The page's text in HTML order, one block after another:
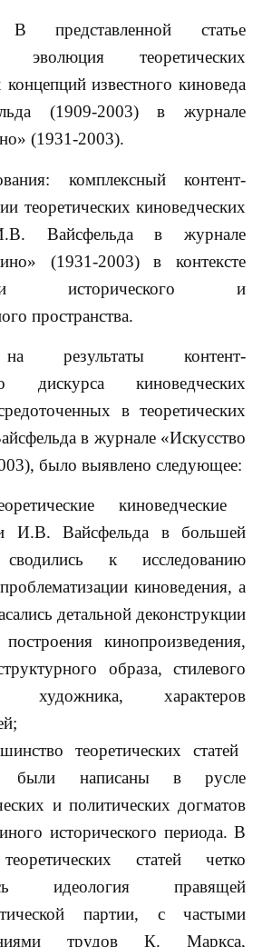
В представленной статье
эволюция теоретических
концепций известного киноведа
(1909-2003) в журнале
(1931-2003).
комплексный контент-
теоретических киноведческих
Вайсфельда в журнале
(1931-2003) в контексте
исторического и
пространства.
результаты контент-
дискурса киноведческих
в теоретических
в журнале «Искусство
было выявлено следующее:
киноведческие
И.В. Вайсфельда в большей
сводились к исследованию
киноведения, а
детальной деконструкции
кинопроизведения,
образа, стилевого
художника, характеров
теоретических статей
были написаны в русле
и политических догматов
исторического периода. В
статей четко
идеология правящей
партии, с частыми
трудов К. Маркса,